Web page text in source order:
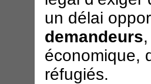
un délai
demandeurs
économique,
réfugiés.